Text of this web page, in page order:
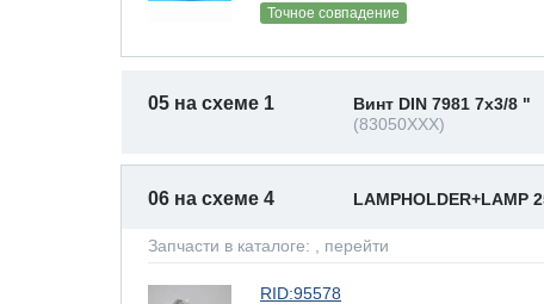
Точное совпадение
05 на схеме 1
Винт DIN 7981 7x3/8 "
(83050XXX)
06 на схеме 4 LAMPHOLDER+LAMP
Запчасти в каталоге: , перейти
RID:95578